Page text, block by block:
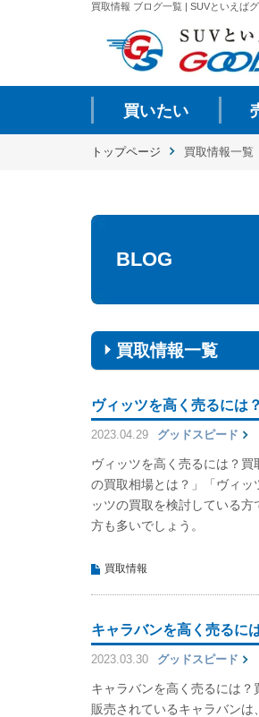
買取情報 ブログ一覧 | SUVといえば
買いたい
トップページ 買取情報一覧
BLOG
買取情報一覧
ヴィッツを高く売るには
2023.04.29 グッドスピード
ヴィッツを高く売るには？
の買取相場とは？」「ヴィッ
ッツの買取を検討している
方も多いでしょう。
買取情報
キャラバンを高く売るに
2023.03.30 グッドスピード
キャラバンを高く売るには
販売されているキャラバン